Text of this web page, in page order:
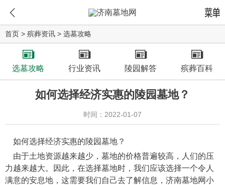
首页 > 殡葬资讯 > 选墓攻略
选墓攻略 行业资讯 陵园解答 殡葬百科
如何选择经济实惠的陵园墓地？
时间：2022-01-07
如何选择经济实惠的陵园墓地？
由于土地资源越来越少，墓地的价格普遍较高，人们的压
力越来越大。因此，在选择墓地时，我们应该选择一个令人
满意的安息地，这需要我们自己去了解信息，济南墓地网小